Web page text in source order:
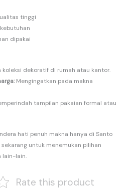
tinggi
dipakai
dekoratif di rumah atau kantor.
Mengingatkan pada makna
tampilan pakaian formal atau
hati penuh makna hanya di Santo
sekarang untuk menemukan pilihan
lain-lain.
Rate this product